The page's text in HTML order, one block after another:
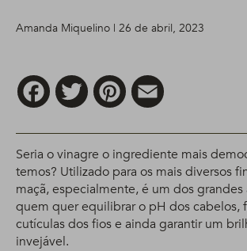
Amanda Miquelino | 26 de abril, 2023
FacebookTwitter Pinterest
Seria o vinagre o ingrediente mais
temos? Utilizado para os mais diversos
maçã, especialmente, é um dos grandes
quem quer equilibrar o pH dos cabelos,
cutículas dos fios e ainda garantir um
invejável.